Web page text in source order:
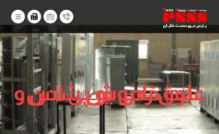
علت خاموش شدن و بوق زدن یو پی اس